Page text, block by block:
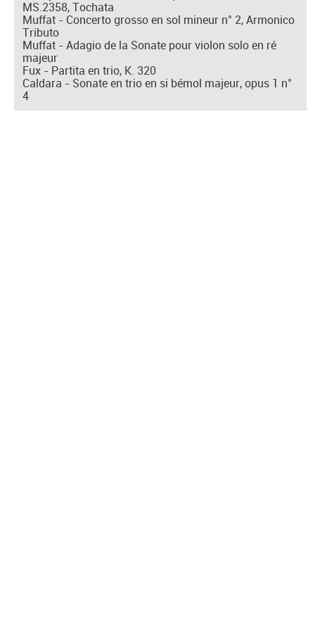
MS.2358, Tochata
Muffat - Concerto grosso en sol mineur n° 2, Armonico
Tributo
Muffat - Adagio de la Sonate pour violon solo en ré
majeur
Fux - Partita en trio, K. 320
Caldara - Sonate en trio en si bémol majeur, opus 1 n°
4